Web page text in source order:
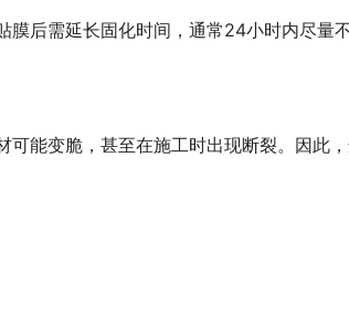
膜后需延长固化时间，通常24小时内尽量
能变脆，甚至在施工时出现断裂。因此